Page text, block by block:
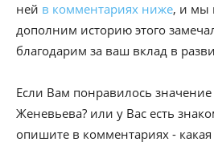
ней в комментариях ниже, и мы
дополним историю этого
благодарим за ваш вклад в
Если Вам понравилось
Женевьева? или у Вас есть
опишите в комментариях - какая